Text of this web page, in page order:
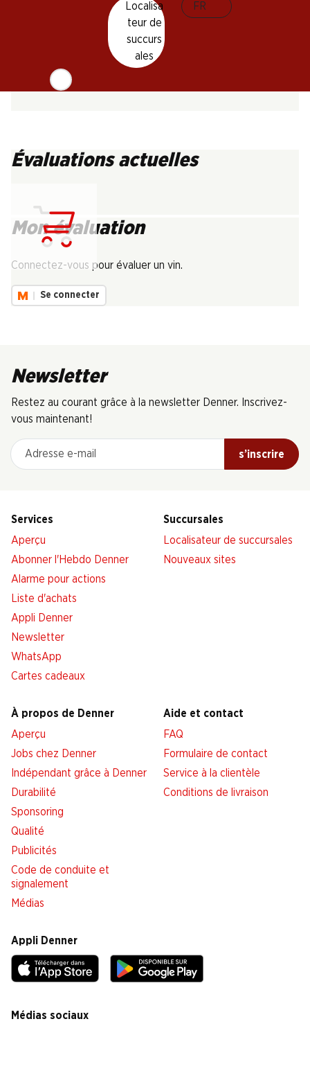
Localisa
teur de
succurs
ales
FR
Tanins
Évaluations actuelles
Mon évaluation
Connectez-vous pour évaluer un vin.
Se connecter
Newsletter
Restez au courant grâce à la newsletter Denner. Inscrivez-
vous maintenant!
Adresse e-mail
s’inscrire
Services
Aperçu
Abonner l'Hebdo Denner
Alarme pour actions
Liste d'achats
Appli Denner
Newsletter
WhatsApp
Cartes cadeaux
Succursales
Localisateur de succursales
Nouveaux sites
À propos de Denner
Aperçu
Jobs chez Denner
Indépendant grâce à Denner
Durabilité
Sponsoring
Qualité
Publicités
Code de conduite et
signalement
Médias
Aide et contact
FAQ
Formulaire de contact
Service à la clientèle
Conditions de livraison
Appli Denner
Médias sociaux